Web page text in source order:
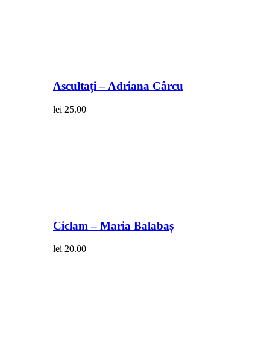
Ascultați – Adriana Cârcu
lei 25.00
Ciclam – Maria Balabaș
lei 20.00